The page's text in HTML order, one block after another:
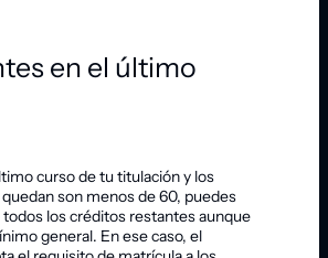
en el último
curso de tu titulación y los
son menos de 60, puedes
los créditos restantes aunque
general. En ese caso, el